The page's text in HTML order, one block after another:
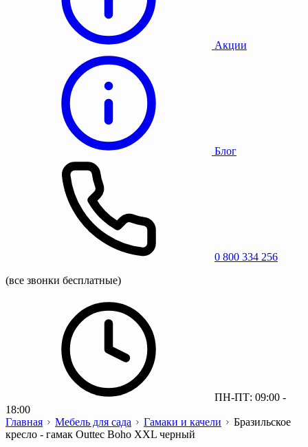
Акции
Блог
0 800 334 256
(все звонки бесплатные)
ПН-ПТ: 09:00 -
18:00
Главная
Мебель для сада Гамаки и качели
Бразильское
кресло - гамак Outtec Boho XXL черный